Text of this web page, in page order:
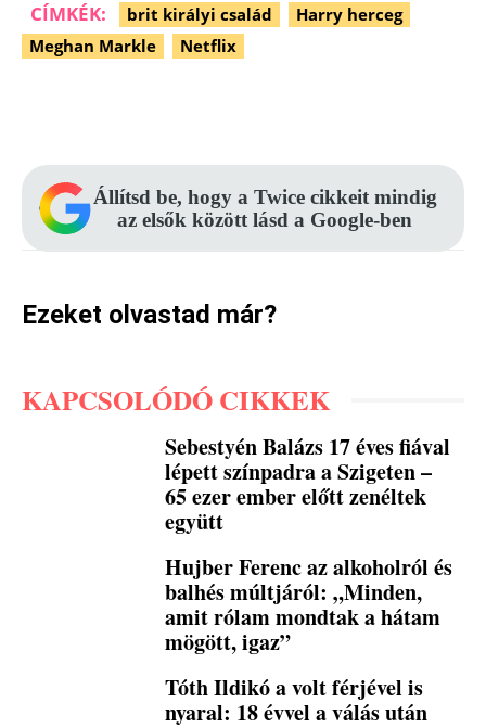
CÍMKÉK: brit királyi család
Harry herceg
Meghan Markle
Netflix
Állítsd be, hogy a Twice cikkeit mindig
az elsők között lásd a Google-ben
Ezeket olvastad már?
KAPCSOLÓDÓ CIKKEK
Sebestyén Balázs 17 éves fiával
lépett színpadra a Szigeten –
65 ezer ember előtt zenéltek
együtt
Hujber Ferenc az alkoholról és
balhés múltjáról: „Minden,
amit rólam mondtak a hátam
mögött, igaz”
Tóth Ildikó a volt férjével is
nyaral: 18 évvel a válás után